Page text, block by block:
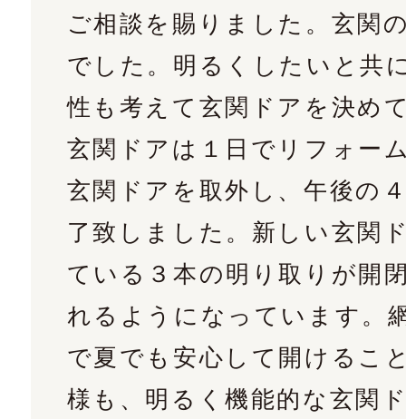
ご相談を賜りました。玄関
でした。明るくしたいと共
性も考えて玄関ドアを決め
玄関ドアは１日でリフォー
玄関ドアを取外し、午後の
了致しました。新しい玄関
ている３本の明り取りが開
れるようになっています。
で夏でも安心して開けるこ
様も、明るく機能的な玄関